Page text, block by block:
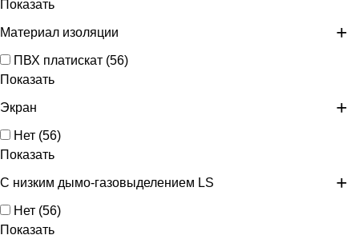
Показать
Материал изоляции
ПВХ платискат (56)
Показать
Экран
Нет (56)
Показать
С низким дымо-газовыделением LS
Нет (56)
Показать